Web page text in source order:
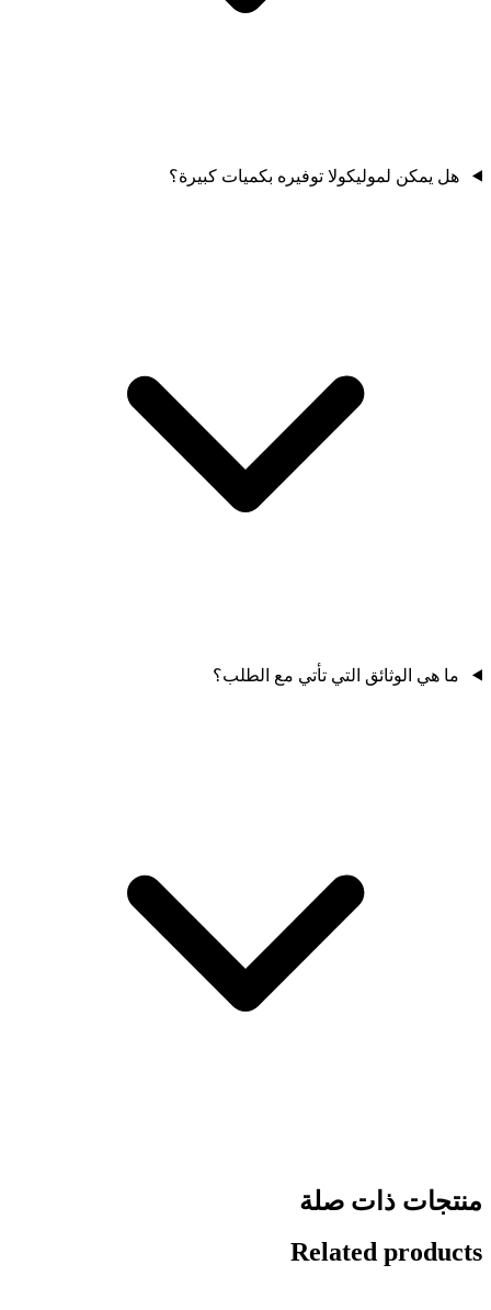
هل يمكن لموليكولا توفيره بكميات كبيرة؟
ما هي الوثائق التي تأتي مع الطلب؟
منتجات ذات صلة
Related products